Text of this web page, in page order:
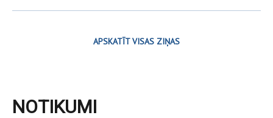
APSKATĪT VISAS ZIŅAS
NOTIKUMI